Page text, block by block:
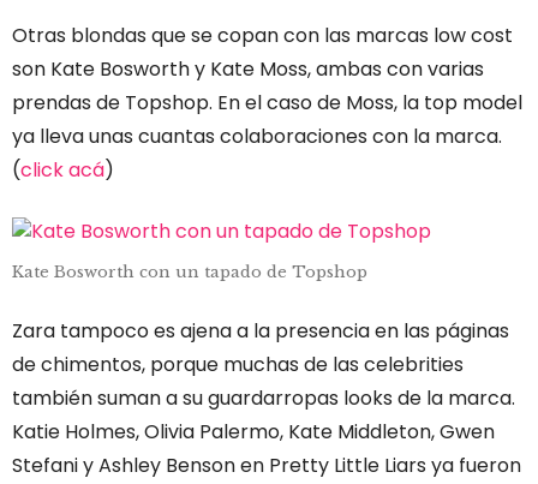
Otras blondas que se copan con las marcas low cost
son Kate Bosworth y Kate Moss, ambas con varias
prendas de Topshop. En el caso de Moss, la top model
ya lleva unas cuantas colaboraciones con la marca.
(click acá)
Kate Bosworth con un tapado de Topshop
Zara tampoco es ajena a la presencia en las páginas
de chimentos, porque muchas de las celebrities
también suman a su guardarropas looks de la marca.
Katie Holmes, Olivia Palermo, Kate Middleton, Gwen
Stefani y Ashley Benson en Pretty Little Liars ya fueron